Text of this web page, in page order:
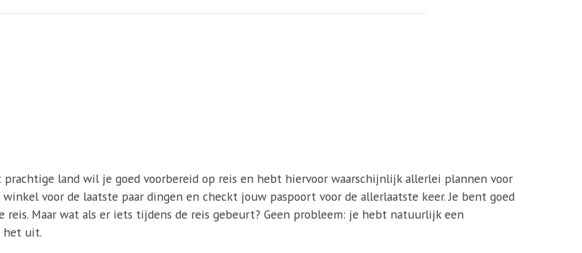
prachtige land wil je goed voorbereid op reis en hebt hiervoor waarschijnlijk allerlei plannen voor
voor de laatste paar dingen en checkt jouw paspoort voor de allerlaatste keer. Je bent goed
Maar wat als er iets tijdens de reis gebeurt? Geen probleem: je hebt natuurlijk een
het uit.